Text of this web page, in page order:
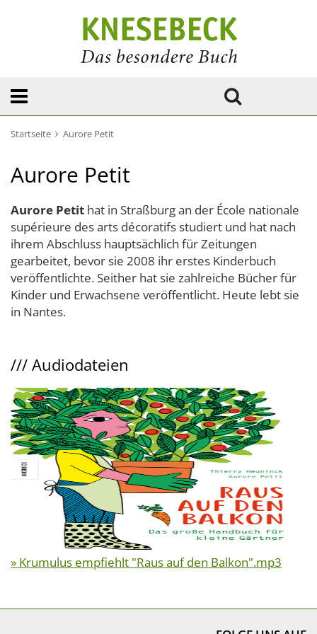
Startseite Aurore Petit
Aurore Petit
Aurore Petit hat in Straßburg an der École nationale
supérieure des arts décoratifs studiert und hat nach
ihrem Abschluss hauptsächlich für Zeitungen
gearbeitet, bevor sie 2008 ihr erstes Kinderbuch
veröffentlichte. Seither hat sie zahlreiche Bücher für
Kinder und Erwachsene veröffentlicht. Heute lebt sie
in Nantes.
/// Audiodateien
» Krumulus empfiehlt "Raus auf den Balkon".mp3